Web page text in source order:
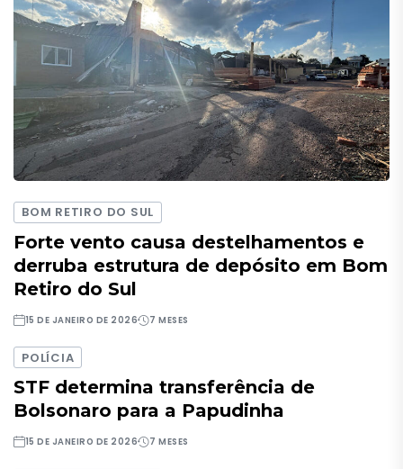
BOM RETIRO DO SUL
Forte vento causa destelhamentos e
derruba estrutura de depósito em Bom
Retiro do Sul
15 DE JANEIRO DE 2026 7 MESES
POLÍCIA
STF determina transferência de
Bolsonaro para a Papudinha
15 DE JANEIRO DE 2026 7 MESES